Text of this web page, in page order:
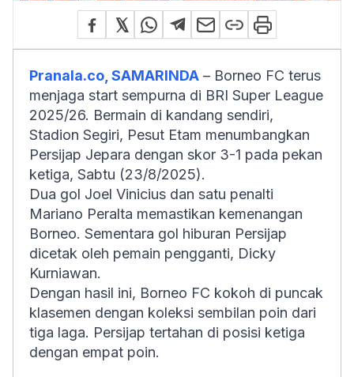
Pranala.co, SAMARINDA – Borneo FC terus
menjaga start sempurna di BRI Super League
2025/26. Bermain di kandang sendiri,
Stadion Segiri, Pesut Etam menumbangkan
Persijap Jepara dengan skor 3-1 pada pekan
ketiga, Sabtu (23/8/2025).
Dua gol Joel Vinicius dan satu penalti
Mariano Peralta memastikan kemenangan
Borneo. Sementara gol hiburan Persijap
dicetak oleh pemain pengganti, Dicky
Kurniawan.
Dengan hasil ini, Borneo FC kokoh di puncak
klasemen dengan koleksi sembilan poin dari
tiga laga. Persijap tertahan di posisi ketiga
dengan empat poin.